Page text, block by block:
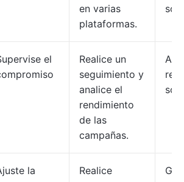
en varias
plataformas.
el
Realice un
seguimiento y
analice el
rendimiento
de las
campañas.
la
Realice